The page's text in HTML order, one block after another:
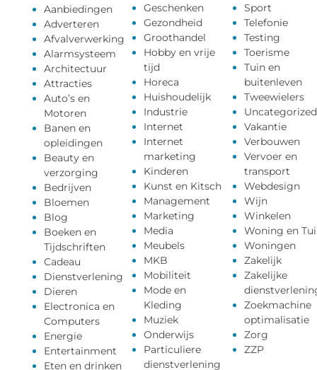
Aanbiedingen
Adverteren
Afvalverwerking
Alarmsysteem
Architectuur
Attracties
Auto’s en
Motoren
Banen en
opleidingen
Beauty en
verzorging
Bedrijven
Bloemen
Blog
Boeken en
Tijdschriften
Cadeau
Dienstverlening
Dieren
Electronica en
Computers
Energie
Entertainment
Eten en drinken
Geschenken
Gezondheid
Groothandel
Hobby en vrije
tijd
Horeca
Huishoudelijk
Industrie
Internet
Internet
marketing
Kinderen
Kunst en Kitsch
Management
Marketing
Media
Meubels
MKB
Mobiliteit
Mode en
Kleding
Muziek
Onderwijs
Particuliere
dienstverlening
Sport
Telefonie
Testing
Toerisme
Tuin en
buitenleven
Tweewielers
Uncategorized
Vakantie
Verbouwen
Vervoer en
transport
Webdesign
Wijn
Winkelen
Woning en
Woningen
Zakelijk
Zakelijke
Zoekmachine
optimalisatie
Zorg
ZZP